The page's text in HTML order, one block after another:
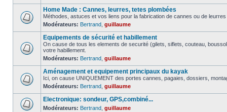
Home Made : Cannes, leurres, tetes plombées
Méthodes, astuces et vos liens pour la fabrication de cannes ou de
Modérateurs: Bertrand guillaume
Equipements de sécurité et habillement
On cause de tous les elements de securité (gilets, siflets, couteau,
votre habillement.
Modérateurs: Bertrand guillaume
Aménagement et equipement principaux du kayak
Ici, on cause UNIQUEMENT des portes cannes, pagaies, dossiers,
Modérateurs: Bertrand guillaume
Electronique: sondeur, GPS,combiné...
Modérateurs: Bertrand guillaume